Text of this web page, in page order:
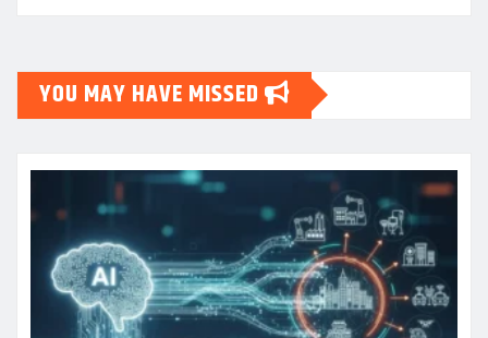
YOU MAY HAVE MISSED